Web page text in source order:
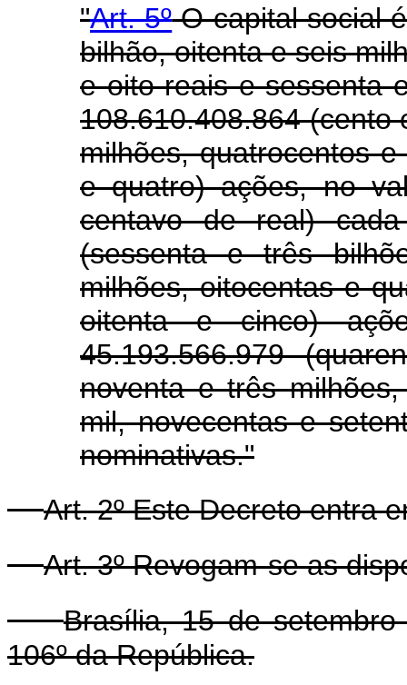
"Art. 5ºO capital social
bilhão, oitenta e seis
e oito reais e sessenta
108.610.408.864 (cento
milhões, quatrocentos
e quatro) ações, no
centavo de real)
(sessenta e três
milhões, oitocentas e
oitenta e cinco)
45.193.566.979
noventa e três
mil, novecentas e
nominativas."
Art. 2º Este Decreto entra
Art. 3º Revogam-se as
Brasília, 15 de
106º da República.